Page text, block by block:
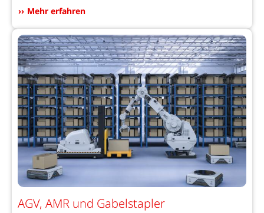
Mehr erfahren
AGV, AMR und Gabelstapler